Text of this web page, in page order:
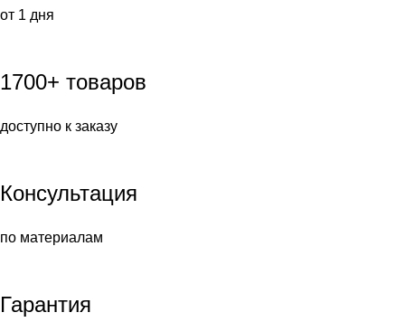
от 1 дня
1700+ товаров
доступно к заказу
Консультация
по материалам
Гарантия